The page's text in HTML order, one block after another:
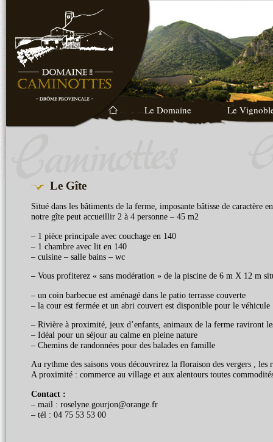
Le Domaine Le
Le Gîte
Situé dans les bâtiments de la ferme, imposante bâtisse de caractère
notre gîte peut accueillir 2 à 4 personne – 45 m2
– 1 pièce principale avec couchage en 140
– 1 chambre avec lit en 140
– cuisine – salle bains – wc
– Vous profiterez « sans modération » de la piscine de 6 m X 12 m
– un coin barbecue est aménagé dans le patio terrasse couverte
– la cour est fermée et un abri couvert est disponible pour le véhicule
– Rivière à proximité, jeux d’enfants, animaux de la ferme raviront
– Idéal pour un séjour au calme en pleine nature
– Chemins de randonnées pour des balades en famille
Au rythme des saisons vous découvrirez la floraison des vergers ,
A proximité : commerce au village et aux alentours toutes
Contact :
– mail : roselyne.gourjon@orange.fr
– tél : 04 75 53 53 00